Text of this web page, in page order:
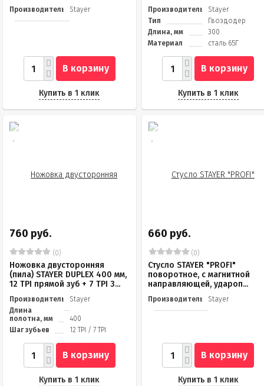
Производитель Stayer
В корзину
Купить в 1 клик
Производитель
Stayer
Тип
Гвоздодер
Длина, мм
300
Материал
сталь 65Г
В корзину
Купить в 1 клик
760 руб.
(0)
Ножовка двусторонняя
(пила) STAYER DUPLEX 400 мм,
12 TPI прямой зуб + 7 TPI 3...
Производитель
Stayer
Длина
полотна, мм
400
Шаг зубьев
12 TPI / 7 TPI
В корзину
Купить в 1 клик
660 руб.
(0)
Стусло STAYER "PROFI"
поворотное, с магнитной
направляющей, удароп...
Производитель Stayer
В корзину
Купить в 1 клик